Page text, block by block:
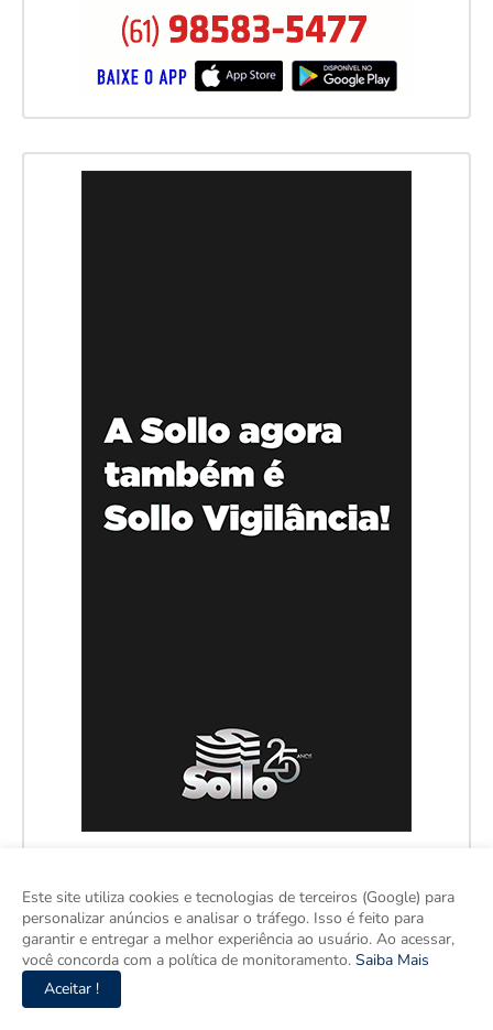
Este site utiliza cookies e tecnologias de terceiros (Google) para
personalizar anúncios e analisar o tráfego. Isso é feito para
garantir e entregar a melhor experiência ao usuário. Ao acessar,
você concorda com a política de monitoramento. Saiba Mais
Aceitar !